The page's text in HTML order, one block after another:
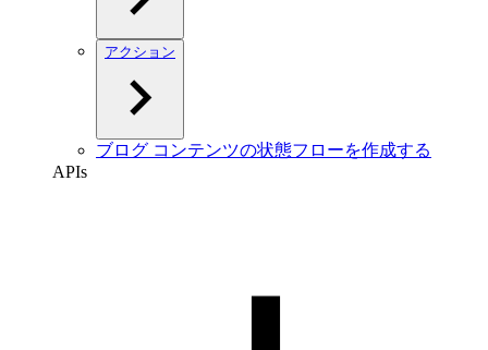
アクション
ブログ コンテンツの状態フローを作成する
APIs